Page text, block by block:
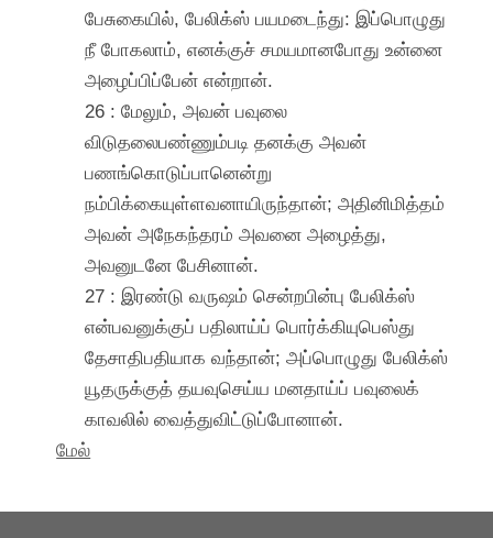
பேசுகையில், பேலிக்ஸ் பயமடைந்து: இப்பொழுது
நீ போகலாம், எனக்குச் சமயமானபோது உன்னை
அழைப்பிப்பேன் என்றான்.
26 : மேலும், அவன் பவுலை
விடுதலைபண்ணும்படி தனக்கு அவன்
பணங்கொடுப்பானென்று
நம்பிக்கையுள்ளவனாயிருந்தான்; அதினிமித்தம்
அவன் அநேகந்தரம் அவனை அழைத்து,
அவனுடனே பேசினான்.
27 : இரண்டு வருஷம் சென்றபின்பு பேலிக்ஸ்
என்பவனுக்குப் பதிலாய்ப் பொர்க்கியுபெஸ்து
தேசாதிபதியாக வந்தான்; அப்பொழுது பேலிக்ஸ்
யூதருக்குத் தயவுசெய்ய மனதாய்ப் பவுலைக்
காவலில் வைத்துவிட்டுப்போனான்.
மேல்